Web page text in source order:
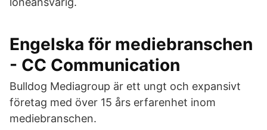
Engelska för mediebranschen
- CC Communication
Bulldog Mediagroup är ett ungt och expansivt
företag med över 15 års erfarenhet inom
mediebranschen.